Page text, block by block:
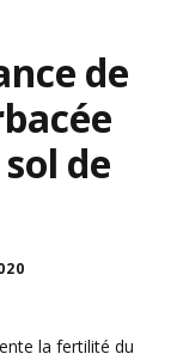
de
de
la fertilité du